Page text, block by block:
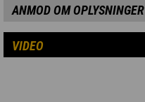
ANMOD OM OPLYSNINGER
VIDEO